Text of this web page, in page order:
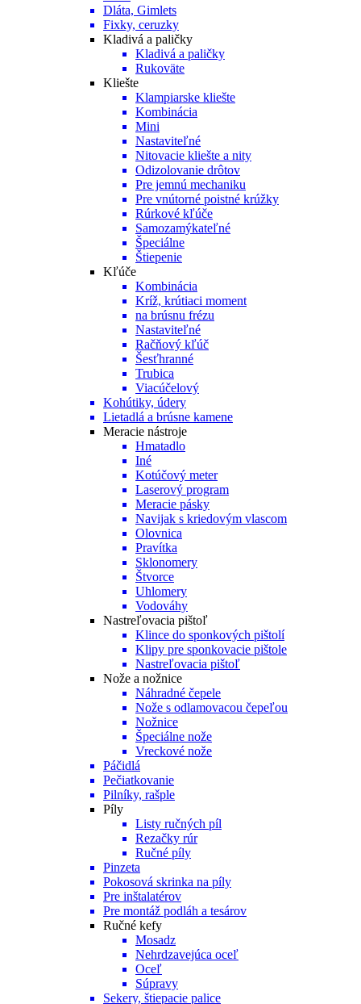
Dláta, Gimlets
Fixky, ceruzky
Kladivá a paličky
Kladivá a paličky
Rukoväte
Kliešte
Klampiarske kliešte
Kombinácia
Mini
Nastaviteľné
Nitovacie kliešte a nity
Odizolovanie drôtov
Pre jemnú mechaniku
Pre vnútorné poistné krúžky
Rúrkové kľúče
Samozamýkateľné
Špeciálne
Štiepenie
Kľúče
Kombinácia
Kríž, krútiaci moment
na brúsnu frézu
Nastaviteľné
Račňový kľúč
Šesťhranné
Trubica
Viacúčelový
Kohútiky, údery
Lietadlá a brúsne kamene
Meracie nástroje
Hmatadlo
Iné
Kotúčový meter
Laserový program
Meracie pásky
Navijak s kriedovým vlascom
Olovnica
Pravítka
Sklonomery
Štvorce
Uhlomery
Vodováhy
Nastreľovacia pištoľ
Klince do sponkových pištolí
Klipy pre sponkovacie pištole
Nastreľovacia pištoľ
Nože a nožnice
Náhradné čepele
Nože s odlamovacou čepeľou
Nožnice
Špeciálne nože
Vreckové nože
Páčidlá
Pečiatkovanie
Pilníky, rašple
Píly
Listy ručných píl
Rezačky rúr
Ručné píly
Pinzeta
Pokosová skrinka na píly
Pre inštalatérov
Pre montáž podláh a tesárov
Ručné kefy
Mosadz
Nehrdzavejúca oceľ
Oceľ
Súpravy
Sekery, štiepacie palice